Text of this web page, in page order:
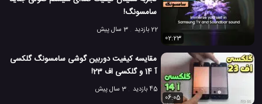
سامسونگ!
22 بازدید
3 سال پیش
02:23
مقایسه کیفیت دوربین گوشی سامسونگ گلکسی
آ 14 و گلکسی اف 23!
45 بازدید
3 سال پیش
06:05